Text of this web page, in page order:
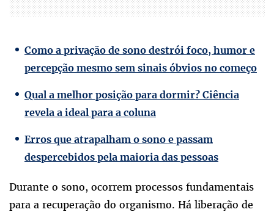
Como a privação de sono destrói foco, humor e
percepção mesmo sem sinais óbvios no começo
Qual a melhor posição para dormir? Ciência
revela a ideal para a coluna
Erros que atrapalham o sono e passam
despercebidos pela maioria das pessoas
Durante o sono, ocorrem processos fundamentais
para a recuperação do organismo. Há liberação de